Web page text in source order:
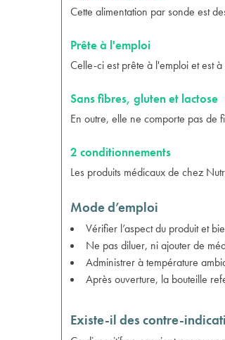
Cette alimentation par sonde est
Prête à l'emploi
Celle-ci est prête à l'emploi et est
Sans fibres, gluten et lactose
En outre, elle ne comporte pas de
2 conditionnements
Les produits médicaux de chez
Mode d’emploi
Vérifier l’aspect du produit et
Ne pas diluer, ni ajouter de
Administrer à température
Après ouverture, la bouteille
Existe-il des contre-